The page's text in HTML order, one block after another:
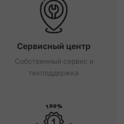
Сервисный центр
Собственный сервис и
техподдержка